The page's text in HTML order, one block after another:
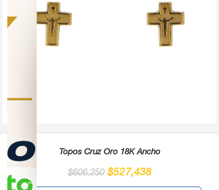
Topos Cruz Oro 18K Ancho
$606,250 $527,438